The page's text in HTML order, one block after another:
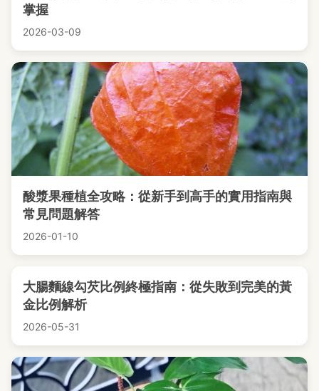
掌握
2026-03-09
酸漿果種植全攻略：從新手到高手的實用指南與
常見問題解答
2026-01-10
大腸麵線勾芡比例終極指南：從失敗到完美的黃
金比例解析
2026-05-31